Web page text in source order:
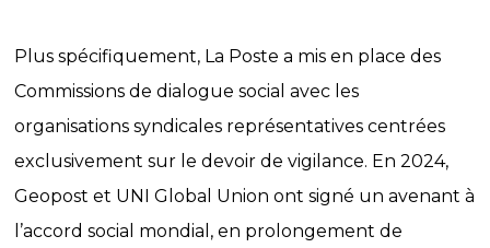
Plus spécifiquement, La Poste a mis en place des
Commissions de dialogue social avec les
organisations syndicales représentatives centrées
exclusivement sur le devoir de vigilance. En 2024,
Geopost et UNI Global Union ont signé un avenant à
l’accord social mondial, en prolongement de